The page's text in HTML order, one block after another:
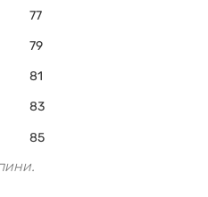
77
79
81
83
85